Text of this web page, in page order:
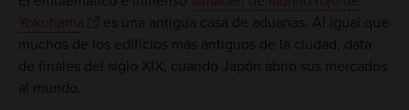
Yokohama
es una antigua casa de aduanas. Al igual que
muchos de los edificios más antiguos de la ciudad, data
de finales del siglo XIX, cuando Japón abrió sus mercados
al mundo.